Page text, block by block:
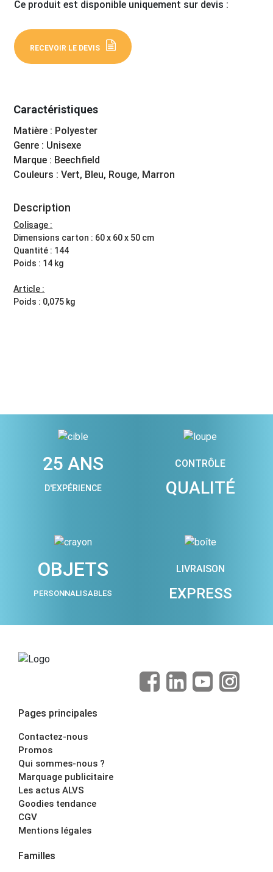
Ce produit est disponible uniquement sur devis :
RECEVOIR LE DEVIS
Caractéristiques
Matière : Polyester
Genre : Unisexe
Marque : Beechfield
Couleurs : Vert, Bleu, Rouge, Marron
Description
Colisage :
Dimensions carton : 60 x 60 x 50 cm
Quantité : 144
Poids : 14 kg
Article :
Poids : 0,075 kg
25 ANS
D'EXPÉRIENCE
CONTRÔLE
QUALITÉ
OBJETS
PERSONNALISABLES
LIVRAISON
EXPRESS
Pages principales
Contactez-nous
Promos
Qui sommes-nous ?
Marquage publicitaire
Les actus ALVS
Goodies tendance
CGV
Mentions légales
Familles